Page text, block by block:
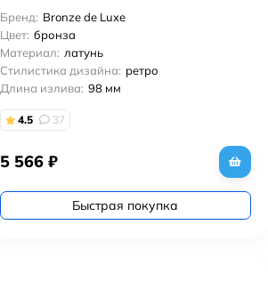
Бренд: Bronze de Luxe
Цвет: бронза
Материал: латунь
Стилистика дизайна: ретро
Длина излива: 98 мм
4.5 37
5 566 ₽
Быстрая покупка